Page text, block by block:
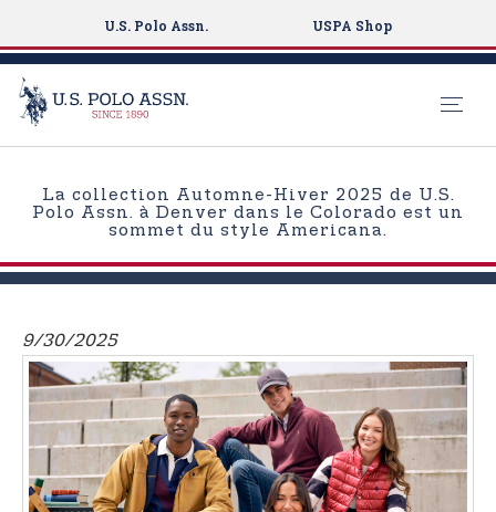
t
U.S. Polo Assn. USPA Shop
La collection Automne-Hiver 2025 de U.S.
Polo Assn. à Denver dans le Colorado est un
sommet du style Americana.
9/30/2025